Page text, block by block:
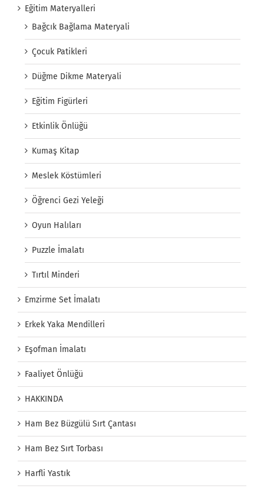
Eğitim Materyalleri
Bağcık Bağlama Materyali
Çocuk Patikleri
Düğme Dikme Materyali
Eğitim Figürleri
Etkinlik Önlüğü
Kumaş Kitap
Meslek Köstümleri
Öğrenci Gezi Yeleği
Oyun Halıları
Puzzle İmalatı
Tırtıl Minderi
Emzirme Set İmalatı
Erkek Yaka Mendilleri
Eşofman İmalatı
Faaliyet Önlüğü
HAKKINDA
Ham Bez Büzgülü Sırt Çantası
Ham Bez Sırt Torbası
Harfli Yastık